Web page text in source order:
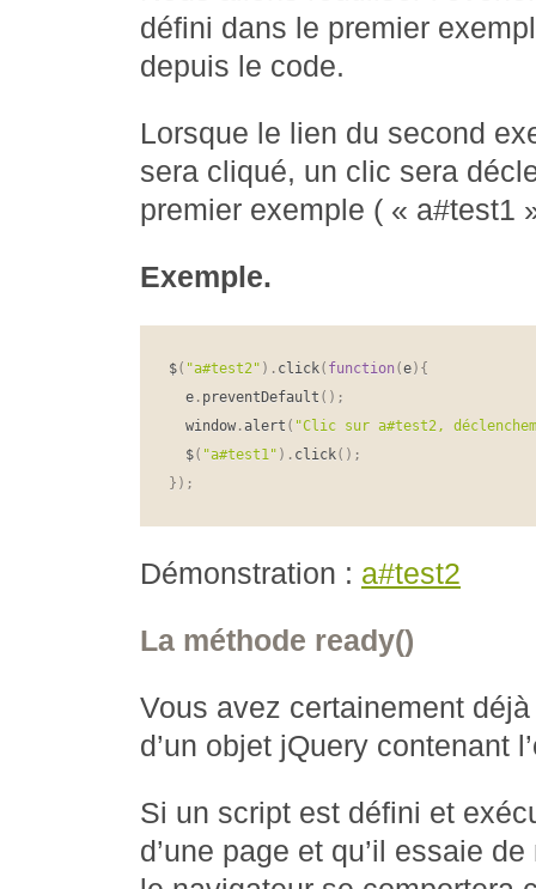
défini dans le premier
depuis le code.
Lorsque le lien du second
sera cliqué, un clic sera
premier exemple ( « a#test1
Exemple.
$( "a#test2" ) . click( function (e) {
  e
. preventDefault ( ) ;
  window
. alert ( "Clic sur a#test2,
  $
( "a#test1" ) . click( ) ;
} ) ;
Démonstration : a#test2
La méthode ready()
Vous avez certainement
d’un objet jQuery contenant
Si un script est défini et
d’une page et qu’il essaie